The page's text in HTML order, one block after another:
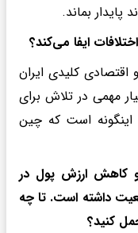
بماند.
ایفا می‌کند؟
کلیدی ایران
مهمی در تلاش برای
اینگونه است که چین
کاهش ارزش پول در
داشته است. تا چه
کنید؟